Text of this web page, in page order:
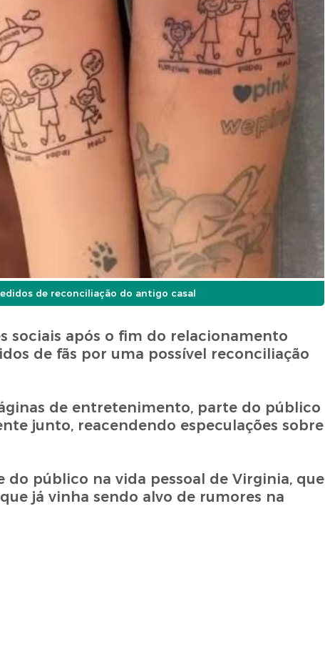
de reconciliação do antigo casal
sociais após o fim do relacionamento
de fãs por uma possível reconciliação
de entretenimento, parte do público
junto, reacendendo especulações sobre
público na vida pessoal de Virginia, que
já vinha sendo alvo de rumores na